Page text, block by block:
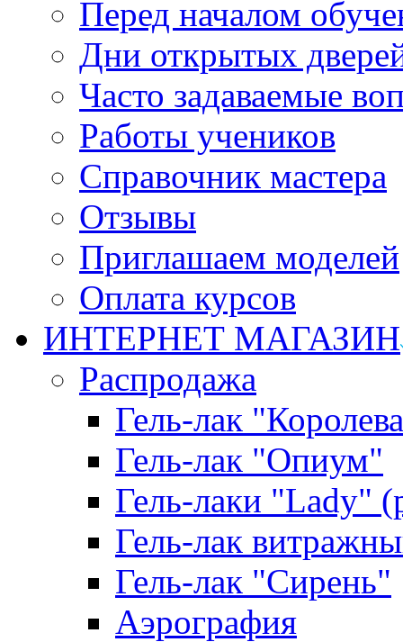
Перед началом
Дни открытых
Часто задаваемые
Работы учеников
Справочник мастера
Отзывы
Приглашаем моделей
Оплата курсов
ИНТЕРНЕТ МАГАЗИН
Распродажа
Гель-лак
Гель-лак "Опиум"
Гель-лаки "Lady"
Гель-лак
Гель-лак "Сирень"
Аэрография